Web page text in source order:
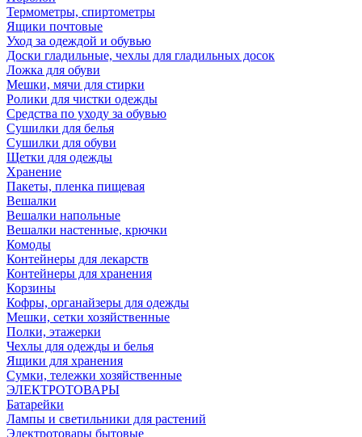
Термометры, спиртометры
Ящики почтовые
Уход за одеждой и обувью
Доски гладильные, чехлы для гладильных досок
Ложка для обуви
Мешки, мячи для стирки
Ролики для чистки одежды
Средства по уходу за обувью
Сушилки для белья
Сушилки для обуви
Щетки для одежды
Хранение
Пакеты, пленка пищевая
Вешалки
Вешалки напольные
Вешалки настенные, крючки
Комоды
Контейнеры для лекарств
Контейнеры для хранения
Корзины
Кофры, органайзеры для одежды
Мешки, сетки хозяйственные
Полки, этажерки
Чехлы для одежды и белья
Ящики для хранения
Сумки, тележки хозяйственные
ЭЛЕКТРОТОВАРЫ
Батарейки
Лампы и светильники для растений
Электротовары бытовые